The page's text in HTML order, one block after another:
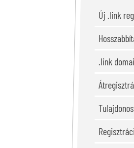
Új .link
.link